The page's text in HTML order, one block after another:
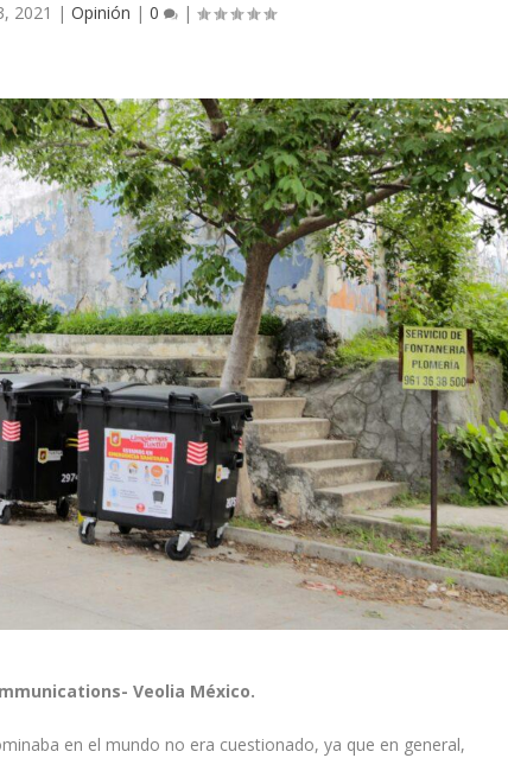
2021 |Opinión |0 |
Veolia México.
en el mundo no era cuestionado, ya que en general,